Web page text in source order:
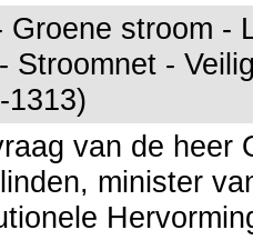
Groene stroom -
Stroomnet -
1313)
van de heer
minister